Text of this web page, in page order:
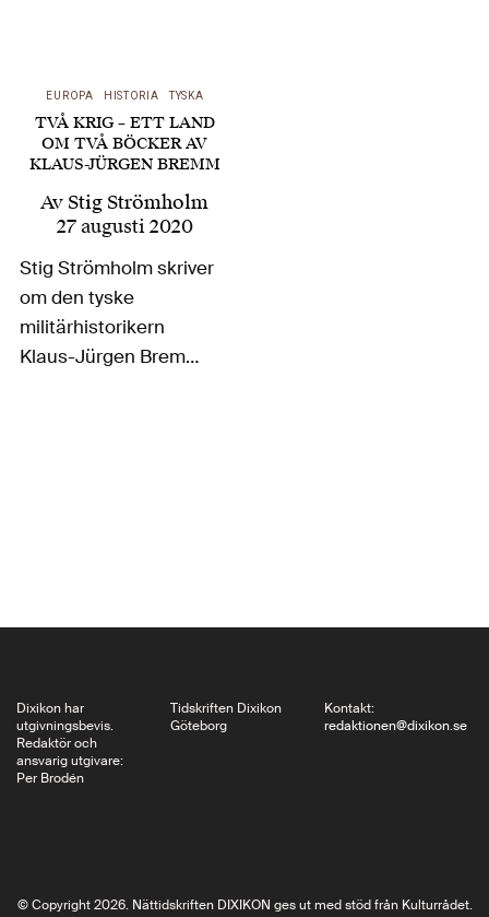
EUROPA HISTORIA TYSKA
TVÅ KRIG – ETT LAND
OM TVÅ BÖCKER AV
KLAUS-JÜRGEN BREMM
Av Stig Strömholm
27 augusti 2020
Stig Strömholm skriver
om den tyske
militärhistorikern
Klaus-Jürgen Bremms
Sachsen, de hessiska
och Bayern -…
Dixikon har
utgivningsbevis.
Redaktör och
ansvarig utgivare:
Per Brodén
Tidskriften Dixikon
Göteborg
Kontakt:
redaktionen@dixikon.se
© Copyright 2026. Nättidskriften DIXIKON ges ut med stöd från Kulturrådet.